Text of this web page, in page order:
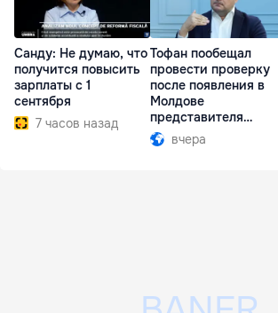
Санду: Не думаю, что
получится повысить
зарплаты с 1
сентября
7 часов назад
Тофан пообещал
провести проверку
после появления в
Молдове
представителя
Южной Осетии
вчера